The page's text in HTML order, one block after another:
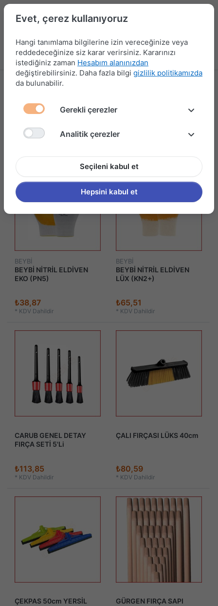
Menü Kampanyalar Yeni Ürünler Giriş yap
İŞ GÜVENLİĞİ
13 ürün gösteriliyor
Filtrele ve Sırala
BEYBİ
BEYBİ NİTRİL ELDİVEN
EKO (PN5)
₺38,87
* KDV Dahildir
BEYBİ
BEYBİ NİTRİL ELDİVEN
LÜX (KN2+)
₺65,51
* KDV Dahildir
CARUB GENEL DETAY
FIRÇA SETİ 5'Li
₺113,85
* KDV Dahildir
ÇALI FIRÇASI LÜKS 40cm
₺80,59
* KDV Dahildir
ÇEKPAS 50cm YERSİL GÜRGEN FIRÇA SAPI
Evet, çerez kullanıyoruz
Hangi tanımlama bilgilerine izin vereceğinize veya
reddedeceğinize siz karar verirsiniz. Kararınızı
istediğiniz zaman Hesabım alanınızdan
değiştirebilirsiniz. Daha fazla bilgi gizlilik politikamızda
da bulunabilir.
Gerekli çerezler
Analitik çerezler
Seçileni kabul et
Hepsini kabul et